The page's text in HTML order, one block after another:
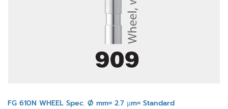
FG 610N WHEEL Spec. Ø mm= 2.7 µm= Standard